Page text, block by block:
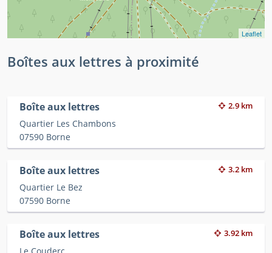
Leaflet
Boîtes aux lettres à proximité
Boîte aux lettres 2.9 km
Quartier Les Chambons
07590 Borne
Boîte aux lettres 3.2 km
Quartier Le Bez
07590 Borne
Boîte aux lettres 3.92 km